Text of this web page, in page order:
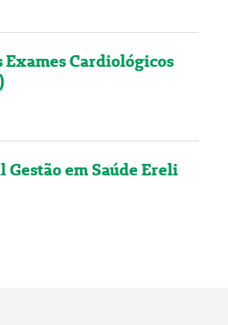
Cardiológicos
Gestão em Saúde Ereli